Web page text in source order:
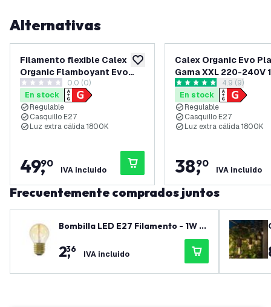
Alternativas
añadir a lista de deseos
Filamento flexible Calex
Organic Flamboyant Evo
verde intenso - E27 - 5,5 W
0 estrellas de puntuación
0.0 (0)
En stock
Regulable
Casquillo E27
Luz extra cálida 1800K
49,
90
IVA incluido
Calex Organic Evo
Gama XXL 220-240V
6W 1800K E27abrir el panel
4.9 estrellas de puntuación
4.9 (9)
En stock
Regulable
Casquillo E27
Luz extra cálida 1800K
38,
90
IVA incluido
Frecuentemente comprados juntos
Bombilla LED E27 Filamento - 1W -
2,
36 IVA incluido